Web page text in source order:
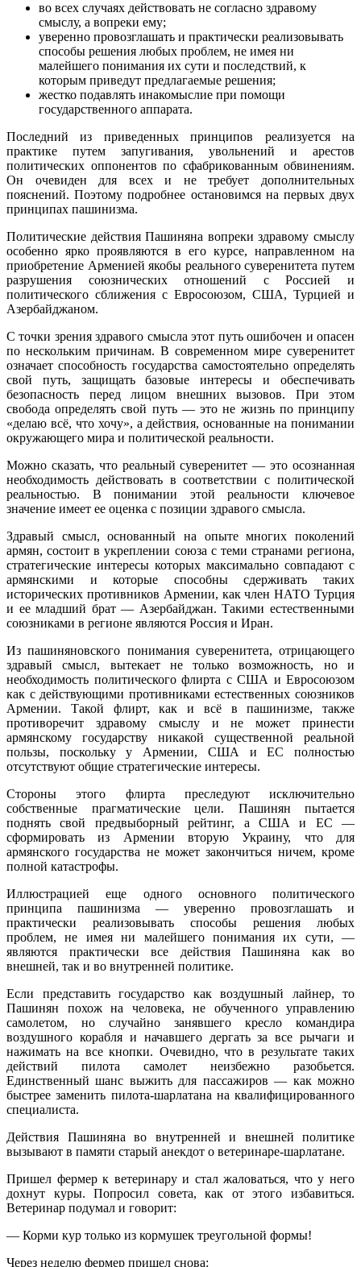
во всех случаях действовать не согласно здравому
смыслу, а вопреки ему;
уверенно провозглашать и практически реализовывать
способы решения любых проблем, не имея ни
малейшего понимания их сути и последствий, к
которым приведут предлагаемые решения;
жестко подавлять инакомыслие при помощи
государственного аппарата.
Последний из приведенных принципов реализуется на
практике путем запугивания, увольнений и арестов
политических оппонентов по сфабрикованным обвинениям.
Он очевиден для всех и не требует дополнительных
пояснений. Поэтому подробнее остановимся на первых двух
принципах пашинизма.
Политические действия Пашиняна вопреки здравому смыслу
особенно ярко проявляются в его курсе, направленном на
приобретение Арменией якобы реального суверенитета путем
разрушения союзнических отношений с Россией и
политического сближения с Евросоюзом, США, Турцией и
Азербайджаном.
С точки зрения здравого смысла этот путь ошибочен и опасен
по нескольким причинам. В современном мире суверенитет
означает способность государства самостоятельно определять
свой путь, защищать базовые интересы и обеспечивать
безопасность перед лицом внешних вызовов. При этом
свобода определять свой путь — это не жизнь по принципу
«делаю всё, что хочу», а действия, основанные на понимании
окружающего мира и политической реальности.
Можно сказать, что реальный суверенитет — это осознанная
необходимость действовать в соответствии с политической
реальностью. В понимании этой реальности ключевое
значение имеет ее оценка с позиции здравого смысла.
Здравый смысл, основанный на опыте многих поколений
армян, состоит в укреплении союза с теми странами региона,
стратегические интересы которых максимально совпадают с
армянскими и которые способны сдерживать таких
исторических противников Армении, как член НАТО Турция
и ее младший брат — Азербайджан. Такими естественными
союзниками в регионе являются Россия и Иран.
Из пашиняновского понимания суверенитета, отрицающего
здравый смысл, вытекает не только возможность, но и
необходимость политического флирта с США и Евросоюзом
как с действующими противниками естественных союзников
Армении. Такой флирт, как и всё в пашинизме, также
противоречит здравому смыслу и не может принести
армянскому государству никакой существенной реальной
пользы, поскольку у Армении, США и ЕС полностью
отсутствуют общие стратегические интересы.
Стороны этого флирта преследуют исключительно
собственные прагматические цели. Пашинян пытается
поднять свой предвыборный рейтинг, а США и ЕС —
сформировать из Армении вторую Украину, что для
армянского государства не может закончиться ничем, кроме
полной катастрофы.
Иллюстрацией еще одного основного политического
принципа пашинизма — уверенно провозглашать и
практически реализовывать способы решения любых
проблем, не имея ни малейшего понимания их сути, —
являются практически все действия Пашиняна как во
внешней, так и во внутренней политике.
Если представить государство как воздушный лайнер, то
Пашинян похож на человека, не обученного управлению
самолетом, но случайно занявшего кресло командира
воздушного корабля и начавшего дергать за все рычаги и
нажимать на все кнопки. Очевидно, что в результате таких
действий пилота самолет неизбежно разобьется.
Единственный шанс выжить для пассажиров — как можно
быстрее заменить пилота-шарлатана на квалифицированного
специалиста.
Действия Пашиняна во внутренней и внешней политике
вызывают в памяти старый анекдот о ветеринаре-шарлатане.
Пришел фермер к ветеринару и стал жаловаться, что у него
дохнут куры. Попросил совета, как от этого избавиться.
Ветеринар подумал и говорит:
— Корми кур только из кормушек треугольной формы!
Через неделю фермер пришел снова: